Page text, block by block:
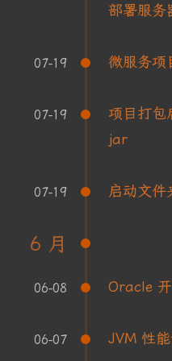
部署服务
07-19 微服务项
07-19
项目打
jar
07-19 启动文
6 月
06-08 Oracle
06-07 JVM 性